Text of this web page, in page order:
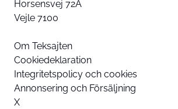
Horsensvej 72A
Vejle 7100
Om Teksajten
Cookiedeklaration
Integritetspolicy och cookies
Annonsering och Försäljning
X